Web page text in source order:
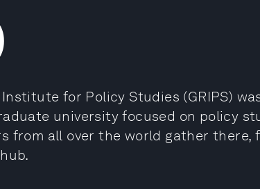
for Policy Studies (GRIPS)
university focused on policy
from all over the world gather there,